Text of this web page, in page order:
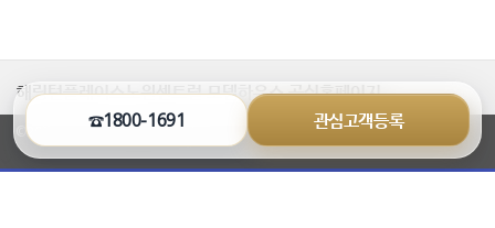
해링턴플레이스노원센트럴 모델하우스 공식홈페이지
©2026 visiontek.co.kr All Rights Reserved.
☎1800-1691 관심고객등록